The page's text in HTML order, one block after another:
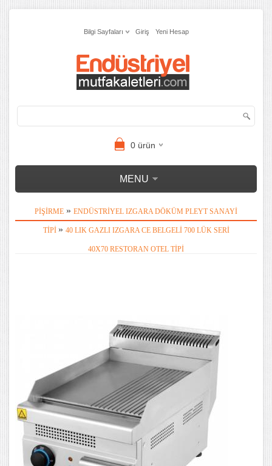
Bilgi Sayfaları Giriş Yeni Hesap
0ürün
MENU
PIŞIRME » ENDÜSTRIYEL IZGARA DÖKÜM PLEYT SANAYI
TIPI » 40 LIK GAZLI IZGARA CE BELGELI 700 LÜK SERI
40X70 RESTORAN OTEL TIPI